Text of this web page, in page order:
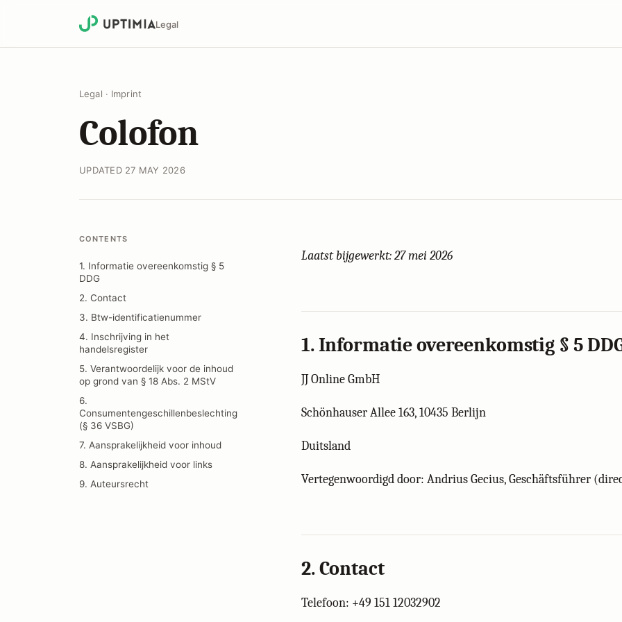
Legal
Legal · Imprint
Colofon
UPDATED 27 MAY 2026
CONTENTS
1. Informatie overeenkomstig § 5
DDG
2. Contact
3. Btw-identificatienummer
4. Inschrijving in het
handelsregister
5. Verantwoordelijk voor de inhoud
op grond van § 18 Abs. 2 MStV
6.
Consumentengeschillenbeslechting
(§ 36 VSBG)
7. Aansprakelijkheid voor inhoud
8. Aansprakelijkheid voor links
9. Auteursrecht
Laatst bijgewerkt: 27 mei 2026
1. Informatie overeenkomstig § 5
JJ Online GmbH
Schönhauser Allee 163, 10435 Berlijn
Duitsland
Vertegenwoordigd door: Andrius Gecius, Geschäftsführer
2. Contact
Telefoon: +49 151 12032902